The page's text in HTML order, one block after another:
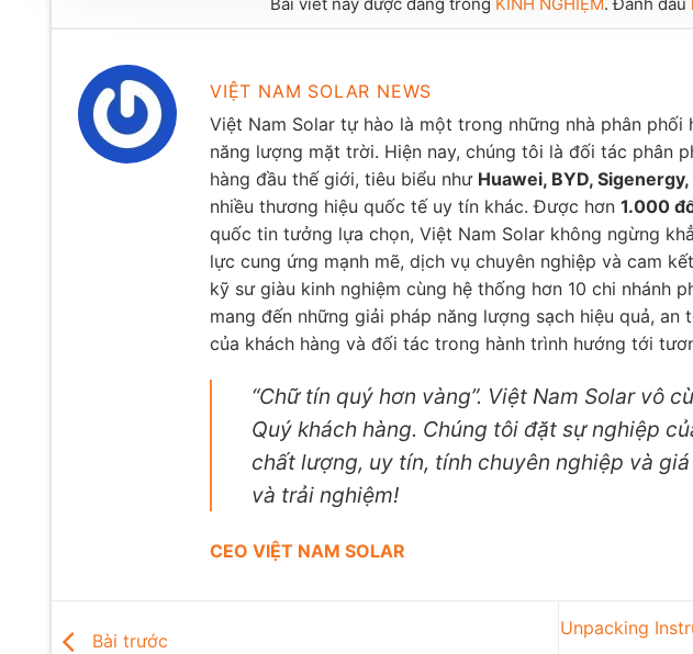
VIỆT NAM SOLAR NEWS
Việt Nam Solar tự hào là một trong những nhà phân
năng lượng mặt trời. Hiện nay, chúng tôi là đối tác phân
hàng đầu thế giới, tiêu biểu như Huawei, BYD,
nhiều thương hiệu quốc tế uy tín khác. Được hơn 1.000
quốc tin tưởng lựa chọn, Việt Nam Solar không ngừng
lực cung ứng mạnh mẽ, dịch vụ chuyên nghiệp và cam
kỹ sư giàu kinh nghiệm cùng hệ thống hơn 10 chi nhánh
mang đến những giải pháp năng lượng sạch hiệu quả,
của khách hàng và đối tác trong hành trình hướng tới
“Chữ tín quý hơn vàng”. Việt Nam Solar vô
Quý khách hàng. Chúng tôi đặt sự nghiệp
chất lượng, uy tín, tính chuyên nghiệp và
và trải nghiệm!
CEO VIỆT NAM SOLAR
Bài trước
Unpacking